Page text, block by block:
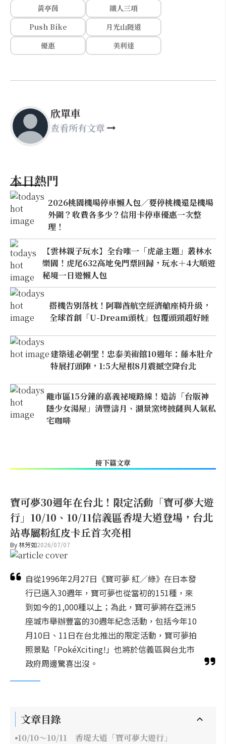
黃亭茵
鐵人三項
Push Bike
月光山隧道
優惠
美利達
欣單車
查看所有文章
本日熱門
2026桃園機場停車懶人包／要停桃機還是機場
外圍？收費各多少？信用卡停車優惠一次整
理！
【雲林親子玩水】全台唯一「虎爺主題」叢林水
樂園！虎尾632高地免門票回歸，玩水＋4大順遊
秘境一日遊懶人包
搭機告別落枕！阿聯酋航空經濟艙座椅升級，
全球首創「U-Dream頭枕」包覆頭頸超好睡
建築迷必朝聖！忠泰美術館10週年：藤本壯介
特展打頭陣，1:5大屋根8月震撼空降台北
離市區15分鐘的嘉義祕境路線！造訪「台版神
隱少女湯屋」清豐濤月、湖景窯烤披薩與人氣私
宅咖啡
接下篇文章
寶可夢30週年在台北！限定活動「寶可夢大遊
行」10/10、10/11信義區香堤大道登場，台北
站專屬粉紅皮卡丘首次亮相
By林芳如2026/07/07
自從1996年2月27日《寶可夢 紅／綠》在日本發
行已邁入30週年，寶可夢也從當初的151種，來
到如今的1,000種以上；為此，寶可夢將在亞洲5
座城市舉辦豐富的30週年紀念活動，包括今年10
月10日、11日在台北推出的限定活動，寶可夢拍
照景點「PokéXciting!」也將於信義區與台北市
政府周邊驚喜出沒。
文章目錄
10/10～10/11 香堤大道「寶可夢大遊行」